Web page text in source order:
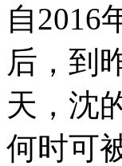
自2016
后，到
天，沈
何时可